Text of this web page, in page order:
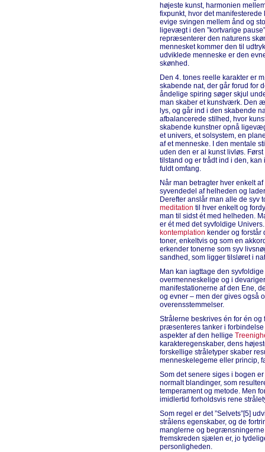
højeste kunst, harmonien
fixpunkt, hvor det
evige svingen mellem ånd og
ligevægt i den ”kortvarige
repræsenterer den naturens
mennesket kommer den til
udviklede menneske er den
skønhed.
Den 4. tones reelle karakter er
skabende nat, der går forud for
åndelige spiring søger skjul
man skaber et kunstværk. Den
lys, og går ind i den skabende
afbalancerede stilhed, hvor
skabende kunstner opnå
et univers, et solsystem, en
af et menneske. I den mentale
uden den er al kunst livløs.
tilstand og er trådt ind i den,
fuldt omfang.
Når man betragter hver enkelt
syvendedel af helheden og
Derefter anslår man alle de syv
meditation til hver enkelt og
man til sidst ét med helheden.
er ét med det syvfoldige
kontemplation kender og
toner, enkeltvis og som en
erkender tonerne som syv
sandhed, som ligger tilsløret i
Man kan iagttage den
overmenneskelige og i
manifestationerne af den Ene,
og evner – men der gives også
overensstemmelser.
Strålerne beskrives én for én
præsenteres tanker i
aspekter af den hellige
karakteregenskaber, dens
forskellige stråletyper skaber
menneskelegeme eller princip,
Som det senere siges i bogen
normalt blandinger, som
temperament og metode. Men
imidlertid forholdsvis rene
Som regel er det ”Selvets”[5]
strålens egenskaber, og de
manglerne og
fremskreden sjælen er, jo
personligheden.